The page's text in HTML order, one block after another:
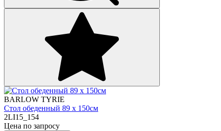
BARLOW TYRIE
Стол обеденный 89 х 150см
2LI15_154
Цена по запросу